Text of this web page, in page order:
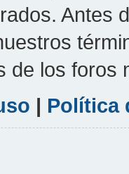
Antes
de los foros
| Política